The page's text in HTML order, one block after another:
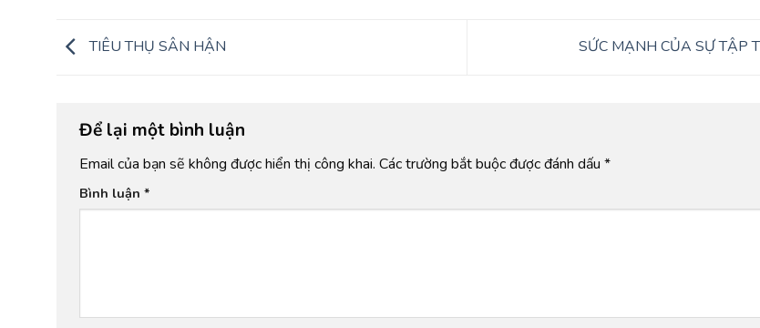
TIÊU THỤ SÂN HẬN SỨC MẠNH CỦA SỰ TẬP
Để lại một bình luận
Email của bạn sẽ không được hiển thị công khai. Các trường bắt buộc được đánh dấu *
Bình luận *